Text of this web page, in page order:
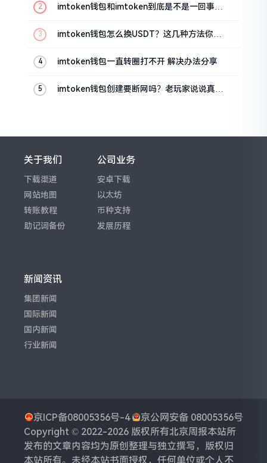
imtoken钱包和imtoken到底是不是一回事？
imtoken钱包怎么换USDT？这几种方法你得
imtoken钱包一直转圈打不开 解决办法分享
imtoken钱包创建要断网吗？老玩家说说真实
关于我们
下载渠道
网站地图
转账教程
助记词备份
公司业务
安卓下载
以太坊
币种支持
发展历程
新闻资讯
集团新闻
国际新闻
国内新闻
行业新闻
京ICP备08005356号-4
京公网安备 08005356号
Copyright © 2022-2026 版权所有北京周报本站所
发布的文章内容均为原创整理与独立撰写，版权归
本站所有。未经本站书面授权，任何单位或个人不